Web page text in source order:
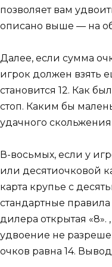
позволяет вам
описано выше — на
Далее, если сумма
игрок должен взять
становится 12. Как
стоп. Каким бы
удачного
В-восьмых, если у
или десятиочковой
карта крупье с
стандартные правила
дилера открытая «8».
удвоение не
очков равна 14.